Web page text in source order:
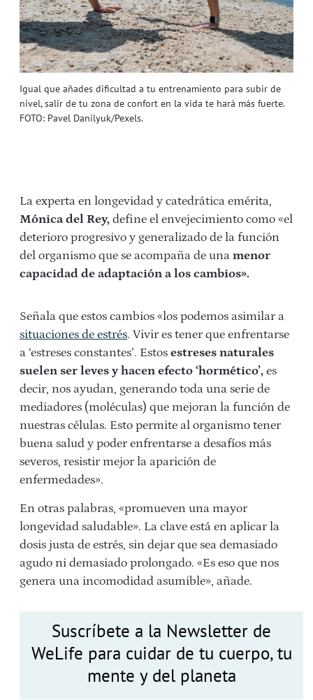
Igual que añades dificultad a tu entrenamiento para subir de
nivel, salir de tu zona de confort en la vida te hará más fuerte.
FOTO: Pavel Danilyuk/Pexels.
La experta en longevidad y catedrática emérita,
Mónica del Rey, define el envejecimiento como «el
deterioro progresivo y generalizado de la función
del organismo que se acompaña de una menor
capacidad de adaptación a los cambios».
Señala que estos cambios «los podemos asimilar a
situaciones de estrés. Vivir es tener que enfrentarse
a ‘estreses constantes’. Estos estreses naturales
suelen ser leves y hacen efecto ‘hormético’, es
decir, nos ayudan, generando toda una serie de
mediadores (moléculas) que mejoran la función de
nuestras células. Esto permite al organismo tener
buena salud y poder enfrentarse a desafíos más
severos, resistir mejor la aparición de
enfermedades».
En otras palabras, «promueven una mayor
longevidad saludable». La clave está en aplicar la
dosis justa de estrés, sin dejar que sea demasiado
agudo ni demasiado prolongado. «Es eso que nos
genera una incomodidad asumible», añade.
Suscríbete a la Newsletter de
WeLife para cuidar de tu cuerpo, tu
mente y del planeta